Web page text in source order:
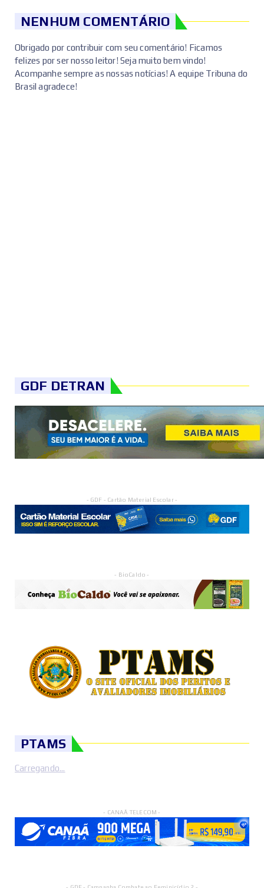
NENHUM COMENTÁRIO
Obrigado por contribuir com seu comentário! Ficamos
felizes por ser nosso leitor! Seja muito bem vindo!
Acompanhe sempre as nossas notícias! A equipe Tribuna do
Brasil agradece!
GDF DETRAN
- GDF - Cartão Material Escolar -
- BioCaldo -
PTAMS
Carregando...
- CANAÃ TELECOM -